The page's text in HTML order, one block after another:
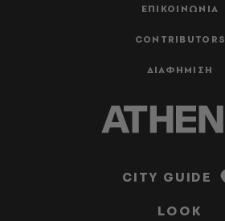
ΕΠΙΚΟΙΝΩΝΙΑ
CONTRIBUTORS
ΔΙΑΦΗΜΙΣΗ
CITY GUIDE
LOOK